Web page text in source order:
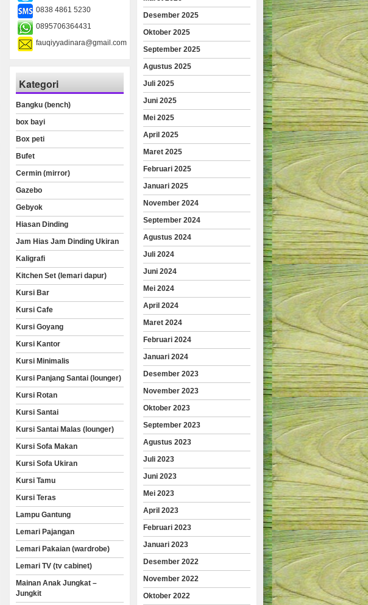
0838 4861 5230
0895706364431
fauqiyyadinara@gmail.com
Kategori
Bangku (bench)
box bayi
Box peti
Bufet
Cermin (mirror)
Gazebo
Gebyok
Hiasan Dinding
Jam Hias Jam Dinding Ukiran
Kaligrafi
Kitchen Set (lemari dapur)
Kursi Bar
Kursi Cafe
Kursi Goyang
Kursi Kantor
Kursi Minimalis
Kursi Panjang Santai (lounger)
Kursi Rotan
Kursi Santai
Kursi Santai Malas (lounger)
Kursi Sofa Makan
Kursi Sofa Ukiran
Kursi Tamu
Kursi Teras
Lampu Gantung
Lemari Pajangan
Lemari Pakaian (wardrobe)
Lemari TV (tv cabinet)
Mainan Anak Jungkat –
Jungkit
Desember 2025
Oktober 2025
September 2025
Agustus 2025
Juli 2025
Juni 2025
Mei 2025
April 2025
Maret 2025
Februari 2025
Januari 2025
November 2024
September 2024
Agustus 2024
Juli 2024
Juni 2024
Mei 2024
April 2024
Maret 2024
Februari 2024
Januari 2024
Desember 2023
November 2023
Oktober 2023
September 2023
Agustus 2023
Juli 2023
Juni 2023
Mei 2023
April 2023
Februari 2023
Januari 2023
Desember 2022
November 2022
Oktober 2022